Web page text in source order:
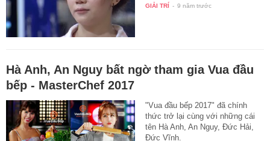
GIẢI TRÍ - 9 năm trước
Hà Anh, An Nguy bất ngờ tham gia Vua đầu
bếp - MasterChef 2017
"Vua đầu bếp 2017" đã chính
thức trở lại cùng với những cái
tên Hà Anh, An Nguy, Đức Hải,
Đức Vĩnh.